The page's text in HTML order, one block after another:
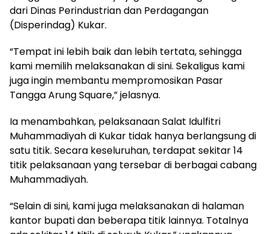
dari Dinas Perindustrian dan Perdagangan
(Disperindag) Kukar.
“Tempat ini lebih baik dan lebih tertata, sehingga
kami memilih melaksanakan di sini. Sekaligus kami
juga ingin membantu mempromosikan Pasar
Tangga Arung Square,” jelasnya.
Ia menambahkan, pelaksanaan Salat Idulfitri
Muhammadiyah di Kukar tidak hanya berlangsung di
satu titik. Secara keseluruhan, terdapat sekitar 14
titik pelaksanaan yang tersebar di berbagai cabang
Muhammadiyah.
“Selain di sini, kami juga melaksanakan di halaman
kantor bupati dan beberapa titik lainnya. Totalnya